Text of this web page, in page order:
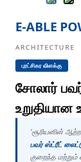
E-ABLE
ARCHITECTURE
புரட்சிகர விளக்கு
சோலார்
உறுதியான
'சூரியனின்
பவர் ஸ்ட்ரீட்
குறைந்த மற்றும்